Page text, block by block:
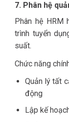
7. Phân hệ
Phân hệ
trình tuyển
suất.
Chức năng
Quản lý tất
động
Lập kế